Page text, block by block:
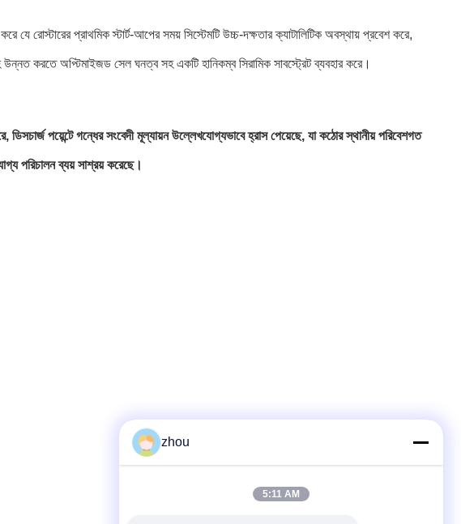
যে রোস্টারের প্রাথমিক স্টার্ট-আপের সময় সিস্টেমটি উচ্চ-দক্ষতার ক্যাটালিটিক অবস্থায় প্রবেশ করে,
উন্নত করতে অপ্টিমাইজড সেল ঘনত্ব সহ একটি হানিকম্ব সিরামিক সাবস্ট্রেট ব্যবহার করে।
পয়েন্টে গন্ধের সংবেদী মূল্যায়ন উল্লেখযোগ্যভাবে হ্রাস পেয়েছে, যা কঠোর স্থানীয় পরিবেশগত
পরিচালন ব্যয় সাশ্রয় করেছে।
zhou
5:11 AM